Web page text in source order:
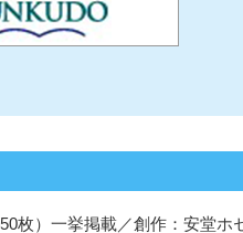
枚）一挙掲載／創作：安堂